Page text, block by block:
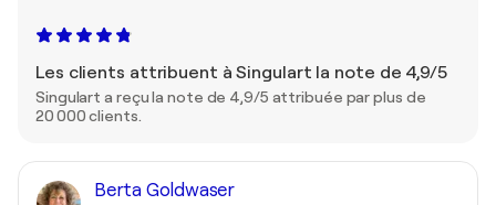
Les clients attribuent à Singulart la note de 4,9/5
Singulart a reçu la note de 4,9/5 attribuée par plus de
20 000 clients.
Berta Goldwaser